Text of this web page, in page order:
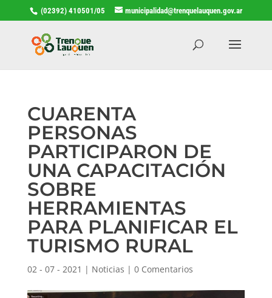
(02392) 410501/05 municipalidad@trenquelauquen.gov.ar
CUARENTA
PERSONAS
PARTICIPARON DE
UNA CAPACITACIÓN
SOBRE
HERRAMIENTAS
PARA PLANIFICAR EL
TURISMO RURAL
02 - 07 - 2021 | Noticias | 0 Comentarios